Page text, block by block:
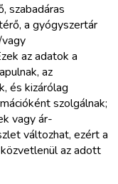
szabadáras
a gyógyszertár
az adatok a
az
és kizárólag
szolgálnak;
vagy ár-
változhat, ezért a
az adott